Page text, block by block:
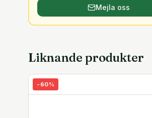
Mejla oss
Liknande produkter
- 60%